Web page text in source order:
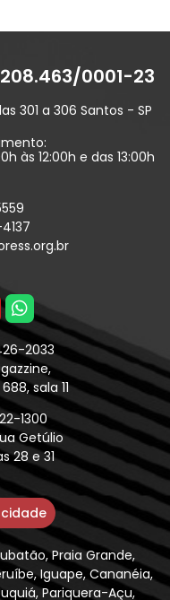
0001-23
301 a 306 Santos - SP
às 12:00h e das 13:00h
2033
sala 11
1300
Getúlio
28 e 31
Praia Grande,
Iguape, Cananéia,
Pariquera-Açu,